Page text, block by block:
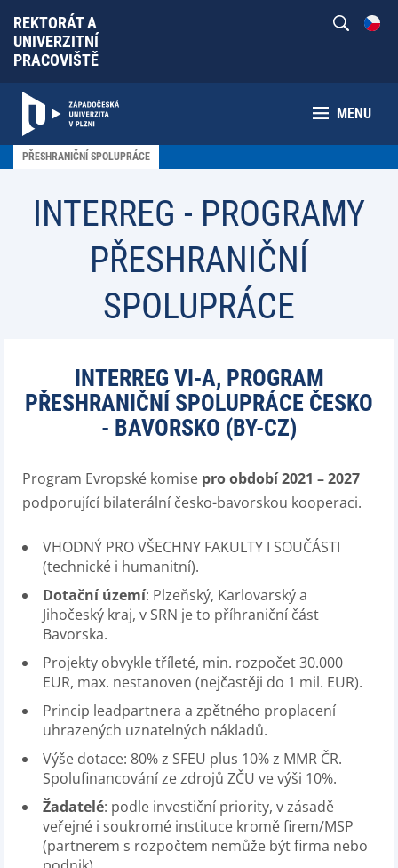
REKTORÁT A
UNIVERZITNÍ
PRACOVIŠTĚ
MENU
PŘESHRANIČNÍ SPOLUPRÁCE
INTERREG - PROGRAMY
PŘESHRANIČNÍ
SPOLUPRÁCE
INTERREG VI-A, PROGRAM
PŘESHRANIČNÍ SPOLUPRÁCE ČESKO
- BAVORSKO (BY-CZ)
Program Evropské komise pro období 2021 – 2027
podporující bilaterální česko-bavorskou kooperaci.
VHODNÝ PRO VŠECHNY FAKULTY I SOUČÁSTI
(technické i humanitní).
Dotační území: Plzeňský, Karlovarský a
Jihočeský kraj, v SRN je to příhraniční část
Bavorska.
Projekty obvykle tříleté, min. rozpočet 30.000
EUR, max. nestanoven (nejčastěji do 1 mil. EUR).
Princip leadpartnera a zpětného proplacení
uhrazených uznatelných nákladů.
Výše dotace: 80% z SFEU plus 10% z MMR ČR.
Spolufinancování ze zdrojů ZČU ve výši 10%.
Žadatelé: podle investiční priority, v zásadě
veřejné i soukromé instituce kromě firem/MSP
(partnerem s rozpočtem nemůže být firma nebo